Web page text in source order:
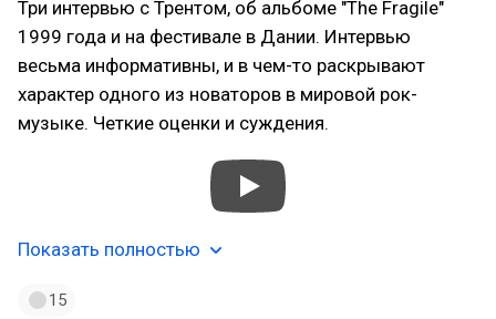
Три интервью с Трентом, об альбоме "The Fragile"
1999 года и на фестивале в Дании. Интервью
весьма информативны, и в чем-то раскрывают
характер одного из новаторов в мировой рок-
музыке. Четкие оценки и суждения.
Показать полностью
15